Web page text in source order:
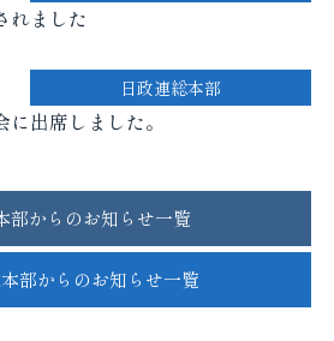
れました
日政連総本部
出席しました。
部からのお知らせ一覧
部からのお知らせ一覧